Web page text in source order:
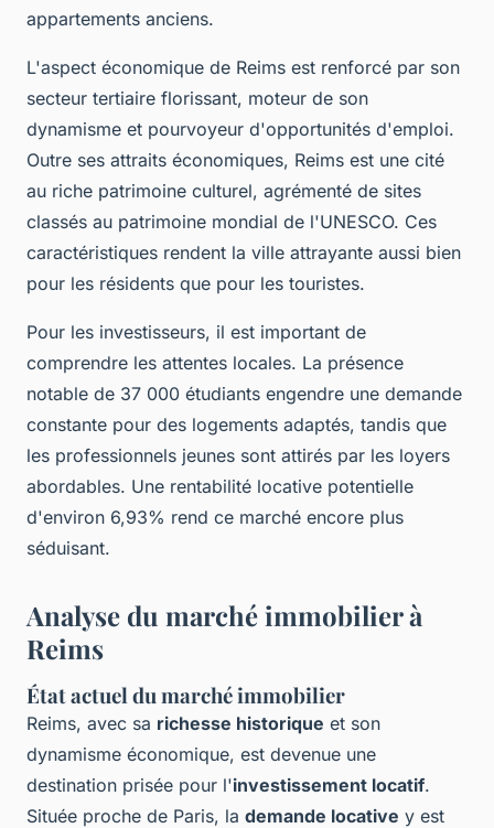
appartements anciens.
L'aspect économique de Reims est renforcé par son
secteur tertiaire florissant, moteur de son
dynamisme et pourvoyeur d'opportunités d'emploi.
Outre ses attraits économiques, Reims est une cité
au riche patrimoine culturel, agrémenté de sites
classés au patrimoine mondial de l'UNESCO. Ces
caractéristiques rendent la ville attrayante aussi bien
pour les résidents que pour les touristes.
Pour les investisseurs, il est important de
comprendre les attentes locales. La présence
notable de 37 000 étudiants engendre une demande
constante pour des logements adaptés, tandis que
les professionnels jeunes sont attirés par les loyers
abordables. Une rentabilité locative potentielle
d'environ 6,93% rend ce marché encore plus
séduisant.
Analyse du marché immobilier à
Reims
État actuel du marché immobilier
Reims, avec sa richesse historique et son
dynamisme économique, est devenue une
destination prisée pour l'investissement locatif.
Située proche de Paris, la demande locative y est